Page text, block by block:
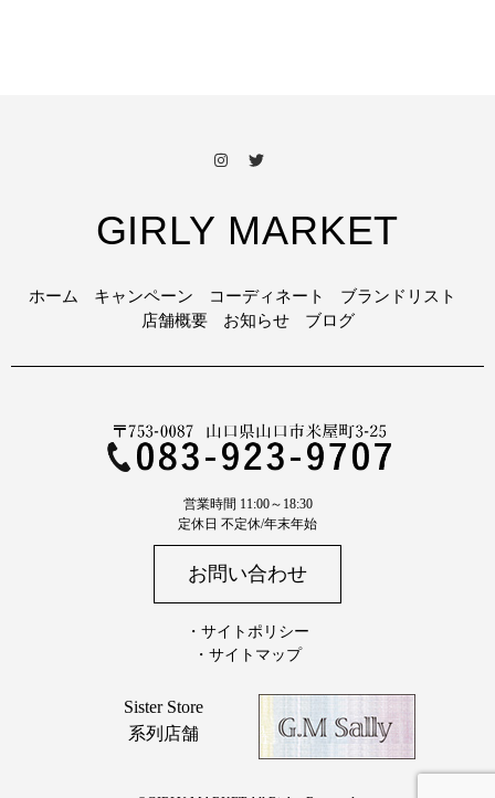
GIRLY MARKET
ホーム キャンペーン コーディネート
ブランドリスト
店舗概要
お知らせ ブログ
営業時間 11:00～18:30
定休日 不定休/年末年始
お問い合わせ
・サイトポリシー
・サイトマップ
Sister Store
系列店舗